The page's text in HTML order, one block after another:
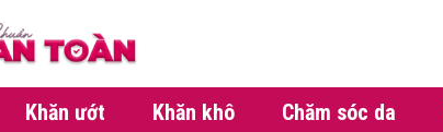
Khăn ướt Khăn khô Chăm sóc da